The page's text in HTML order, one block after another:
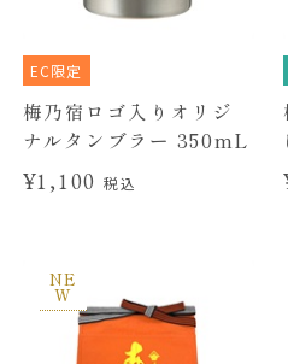
EC限定
梅乃宿ロゴ入りオリジ
ナルタンブラー 350mL
¥1,100税込
NE
W